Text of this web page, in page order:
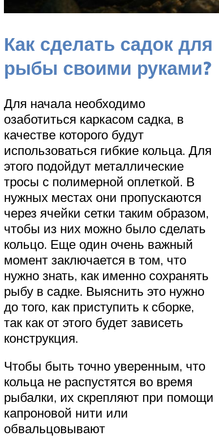
Как сделать садок для
рыбы своими руками?
Для начала необходимо
озаботиться каркасом садка, в
качестве которого будут
использоваться гибкие кольца. Для
этого подойдут металлические
тросы с полимерной оплеткой. В
нужных местах они пропускаются
через ячейки сетки таким образом,
чтобы из них можно было сделать
кольцо. Еще один очень важный
момент заключается в том, что
нужно знать, как именно сохранять
рыбу в садке. Выяснить это нужно
до того, как приступить к сборке,
так как от этого будет зависеть
конструкция.
Чтобы быть точно уверенным, что
кольца не распустятся во время
рыбалки, их скрепляют при помощи
капроновой нити или
обвальцовывают